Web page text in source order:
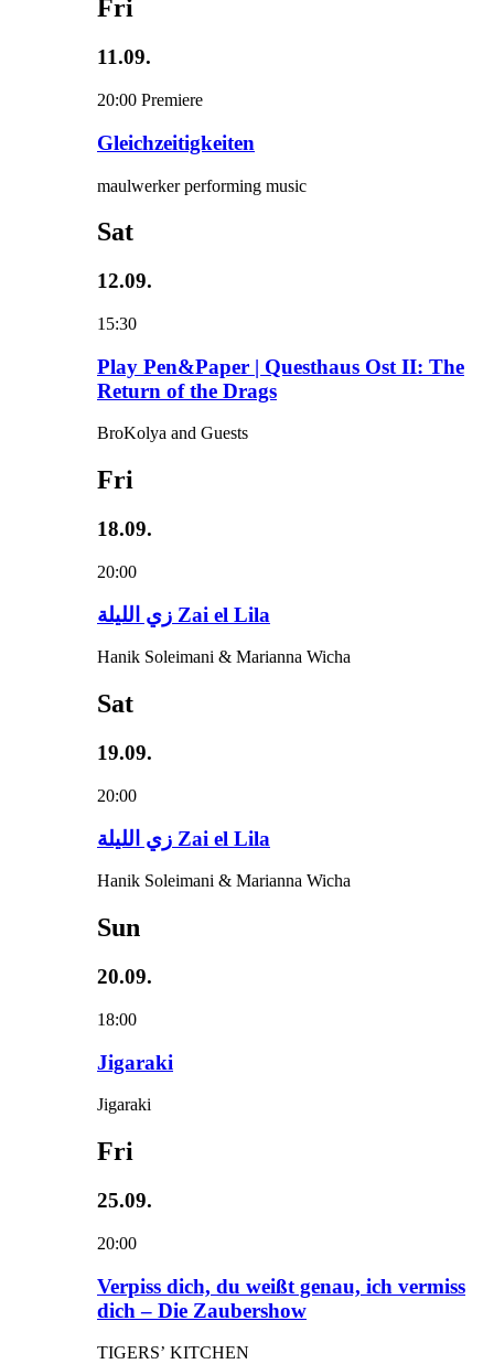
Fri
11.09.
20:00 Premiere
Gleichzeitigkeiten
maulwerker performing music
Sat
12.09.
15:30
Play Pen&Paper | Questhaus Ost II: The
Return of the Drags
BroKolya and Guests
Fri
18.09.
20:00
زي‌ اللیلة Zai el Lila
Hanik Soleimani & Marianna Wicha
Sat
19.09.
20:00
زي‌ اللیلة Zai el Lila
Hanik Soleimani & Marianna Wicha
Sun
20.09.
18:00
Jigaraki
Jigaraki
Fri
25.09.
20:00
Verpiss dich, du weißt genau, ich vermiss
dich – Die Zaubershow
TIGERS’ KITCHEN